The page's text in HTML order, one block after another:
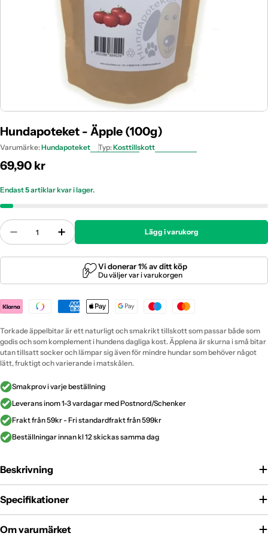
Hundapoteket - Äpple (100g)
Varumärke:Hundapoteket Typ:Kosttillskott
Ordinarie
69,90 kr
Endast5artiklar kvar i lager.
Antal
Minska Antal För Hundapoteket - Äpple (100g)
Öka Antal För Hundapoteket - Äpple
Lägg i varukorg
Payment
methods
Torkade äppelbitar är ett naturligt och smakrikt tillskott som passar både som
godis och som komplement i hundens dagliga kost. Äpplena är skurna i små bitar
utan tillsatt socker och lämpar sig även för mindre hundar som behöver något
lätt, fruktigt och varierande i matskålen.
Smakprov i varje beställning
Leverans inom 1-3 vardagar med Postnord/Schenker
Frakt från 59kr - Fri standardfrakt från 599kr
Beställningar innan kl 12 skickas samma dag
Beskrivning
Specifikationer
Om varumärket